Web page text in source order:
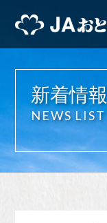
新着情
NEWS LIST